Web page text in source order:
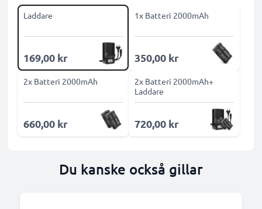
Laddare
169,00 kr
1x Batteri 2000mAh
350,00 kr
2x Batteri 2000mAh
660,00 kr
2x Batteri 2000mAh+
Laddare
720,00 kr
Du kanske också gillar